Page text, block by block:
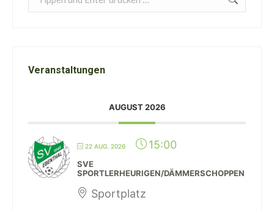
Veranstaltungen
AUGUST 2026
22 AUG. 2026 15:00
SVE
SPORTLERHEURIGEN/DÄMMERSCHOPPEN
Sportplatz